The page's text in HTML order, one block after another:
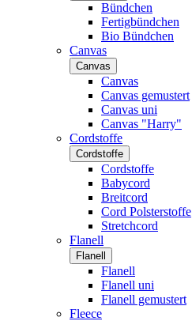
Bündchen
Fertigbündchen
Bio Bündchen
Canvas
Canvas
Canvas
Canvas gemustert
Canvas uni
Canvas "Harry"
Cordstoffe
Cordstoffe
Cordstoffe
Babycord
Breitcord
Cord Polsterstoffe
Stretchcord
Flanell
Flanell
Flanell
Flanell uni
Flanell gemustert
Fleece